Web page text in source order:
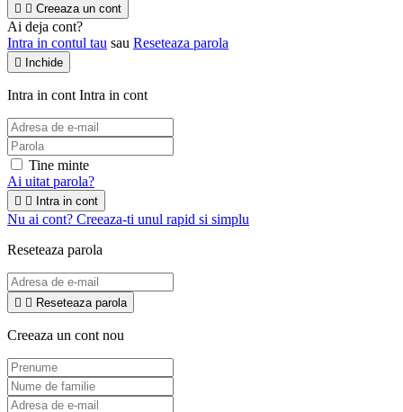
  Creeaza un cont
Ai deja cont?
Intra in contul tau sau Reseteaza parola
 Inchide
Intra in cont Intra in cont
Tine minte
Ai uitat parola?
  Intra in cont
Nu ai cont? Creeaza-ti unul rapid si simplu
Reseteaza parola
  Reseteaza parola
Creeaza un cont nou